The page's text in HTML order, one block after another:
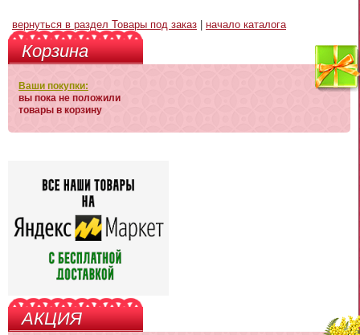
вернуться в раздел Товары под заказ начало каталога
Корзина
Ваши покупки:
вы пока не положили
товары в корзину
АКЦИЯ